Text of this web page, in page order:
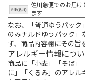
佐川急便でのお届け
ます
なお、「普通ゆうパッ
のみチルドゆうパック
ず、商品内容欄にその旨
アレルギー情報につ
商品に「小麦」「そば
に」「くるみ」のアレ